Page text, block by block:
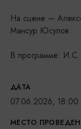
На сцене —
Мансур Юсупов.
В программе:
ДАТА
07.06.2026, 18:00
МЕСТО